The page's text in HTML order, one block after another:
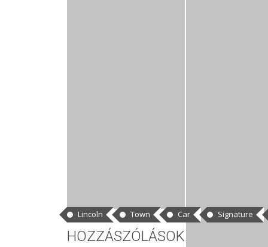
Lincoln Town Car Signature
HOZZÁSZÓLÁSOK